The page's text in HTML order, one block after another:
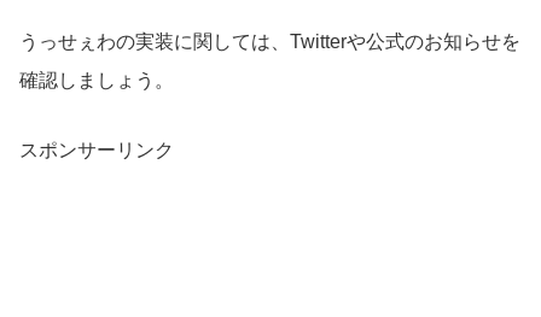
うっせぇわの実装に関しては、Twitterや公式のお知らせを
確認しましょう。
スポンサーリンク